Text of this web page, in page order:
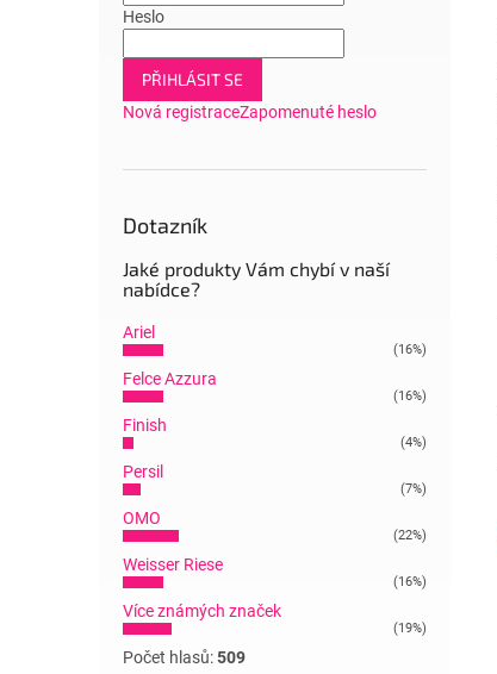
Heslo
PŘIHLÁSIT SE
Nová registraceZapomenuté heslo
Dotazník
Jaké produkty Vám chybí v naší
nabídce?
Ariel
(16%)
Felce Azzura
(16%)
Finish
(4%)
Persil
(7%)
OMO
(22%)
Weisser Riese
(16%)
Více známých značek
(19%)
Počet hlasů:509